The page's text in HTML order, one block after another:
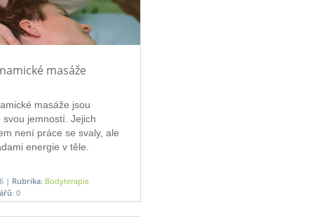
masáže
masáže jsou
svou jemností. Jejich
není práce se svaly, ale
energie v těle.
| Rubrika: Bodyterapie
0